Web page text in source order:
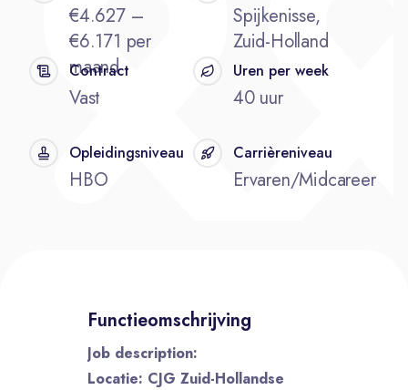
€4.627 –
€6.171 per
maand
Spijkenisse,
Zuid-Holland
Contract
Vast
Uren per week
40 uur
Opleidingsniveau
HBO
Carrièreniveau
Ervaren/Midcareer
Functieomschrijving
Job description:
Locatie: CJG Zuid-Hollandse